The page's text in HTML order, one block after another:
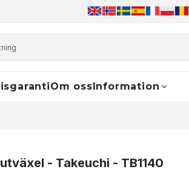
+45 60 17 81 50 info@finaldrive-
Om ossInformation
- Takeuchi - TB1140